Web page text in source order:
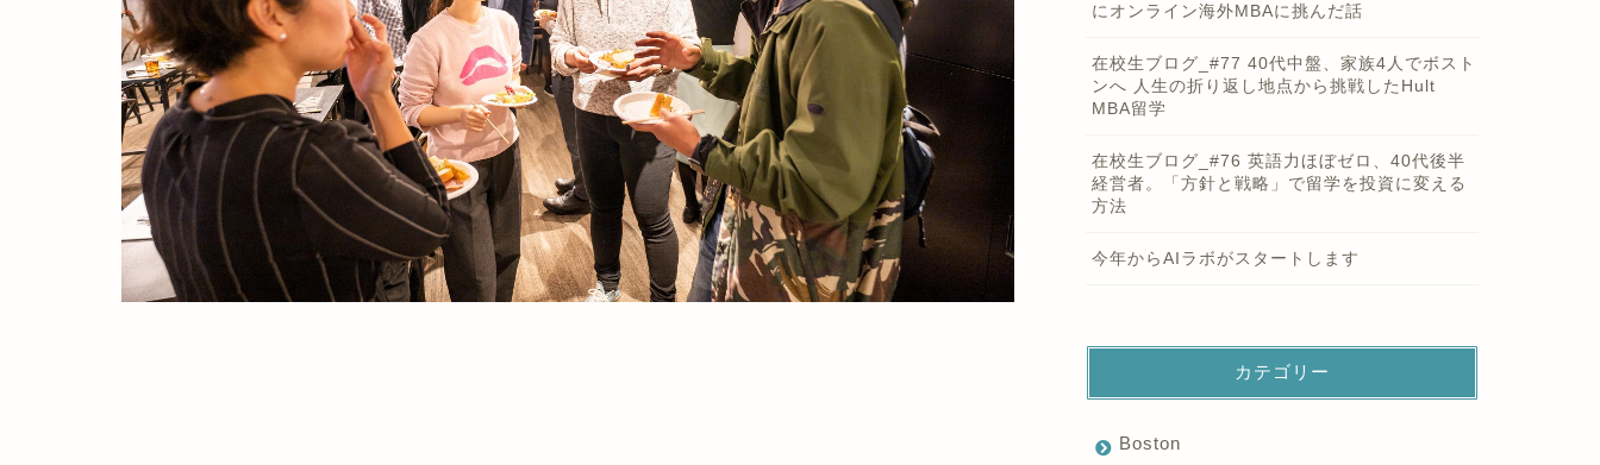
にオンライン海外MBAに挑んだ話
在校生ブログ_#77 40代中盤、家族4人でボスト
ンへ 人生の折り返し地点から挑戦したHult
MBA留学
在校生ブログ_#76 英語力ほぼゼロ、40代後半
経営者。「方針と戦略」で留学を投資に変える
方法
今年からAIラボがスタートします
カテゴリー
Boston